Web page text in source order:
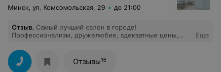
Минск, ул. Комсомольская, 29 до 21:00
Отзыв. Самый лучший салон в городе!
Профессионализм, дружелюбие, адекватные цены,
высочайшем уровне!Спасибо, что делаете нас
красивыми!Отдельное спасибо мастеру Кристине и
администратору Анечке.
Еще
Отзывы16